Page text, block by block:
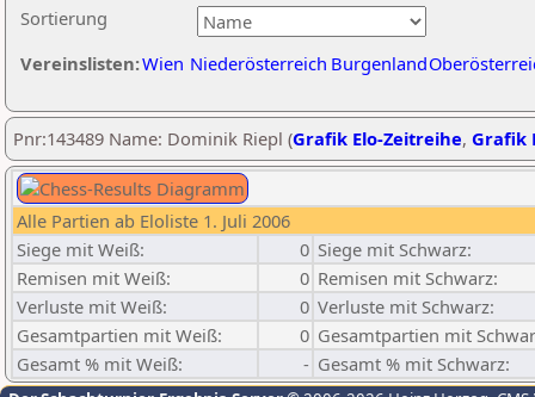
Sortierung
Vereinslisten:Wien Niederösterreich Burgenland
Pnr:143489 Name: Dominik Riepl (Grafik Elo-Zeitreihe, Grafik
Alle Partien ab Eloliste 1. Juli 2006
Siege mit Weiß:
0 Siege mit Schwarz:
Remisen mit Weiß:
0 Remisen mit Schwarz:
Verluste mit Weiß:
0 Verluste mit Schwarz:
Gesamtpartien mit Weiß:
0 Gesamtpartien mit
Gesamt % mit Weiß:
- Gesamt % mit Schwarz: